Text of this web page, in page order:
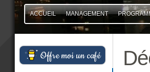
ACCUEIL MANAGEMENT
Offre moi un café